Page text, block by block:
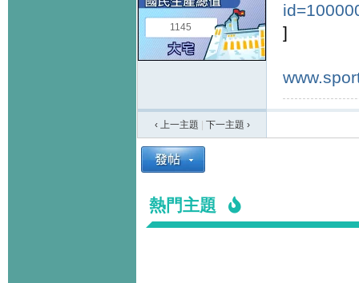
1145
]
‹ 上一主題 下一主題 ›
熱門主題